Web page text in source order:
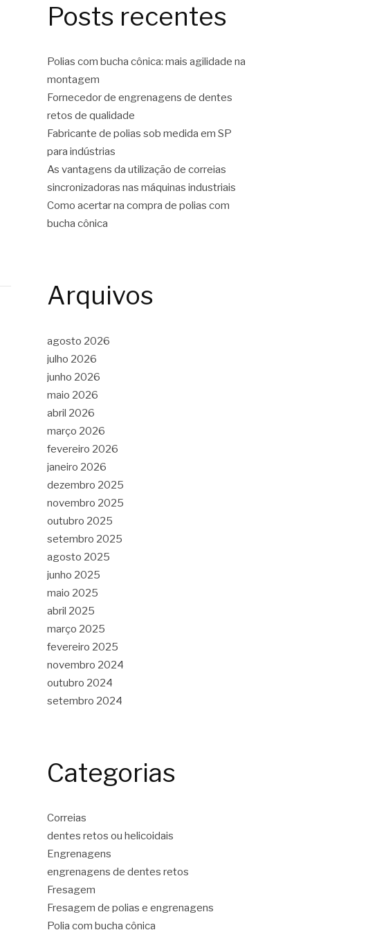
Posts recentes
Polias com bucha cônica: mais agilidade na
montagem
Fornecedor de engrenagens de dentes
retos de qualidade
Fabricante de polias sob medida em SP
para indústrias
As vantagens da utilização de correias
sincronizadoras nas máquinas industriais
Como acertar na compra de polias com
bucha cônica
Arquivos
agosto 2026
julho 2026
junho 2026
maio 2026
abril 2026
março 2026
fevereiro 2026
janeiro 2026
dezembro 2025
novembro 2025
outubro 2025
setembro 2025
agosto 2025
junho 2025
maio 2025
abril 2025
março 2025
fevereiro 2025
novembro 2024
outubro 2024
setembro 2024
Categorias
Correias
dentes retos ou helicoidais
Engrenagens
engrenagens de dentes retos
Fresagem
Fresagem de polias e engrenagens
Polia com bucha cônica